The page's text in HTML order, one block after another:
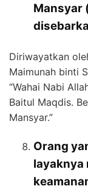
Mansyar
Diriwayatkan
Maimunah binti
“Wahai Nabi
Baitul Maqdis.
Mansyar.”
Orang
layaknya